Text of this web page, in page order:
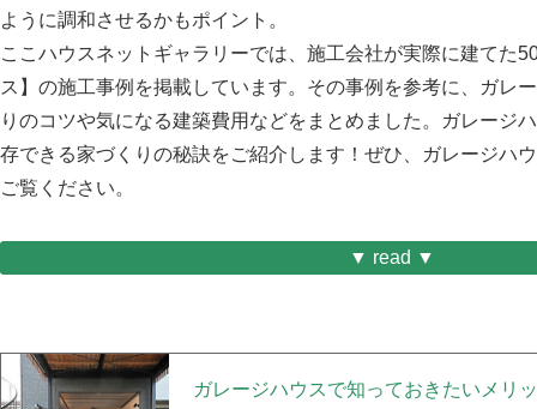
ように調和させるかもポイント。
ここハウスネットギャラリーでは、施工会社が実際に建てた
ス】の施工事例を掲載しています。その事例を参考に、ガレ
りのコツや気になる建築費用などをまとめました。ガレージ
存できる家づくりの秘訣をご紹介します！ぜひ、ガレージハ
ご覧ください。
▼ read ▼
ガレージハウスで知っておきたいメリ